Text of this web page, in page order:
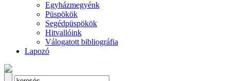
Egyházmegyénk
Püspökök
Segédpüspökök
Hitvallóink
Válogatott bibliográfia
Lapozó